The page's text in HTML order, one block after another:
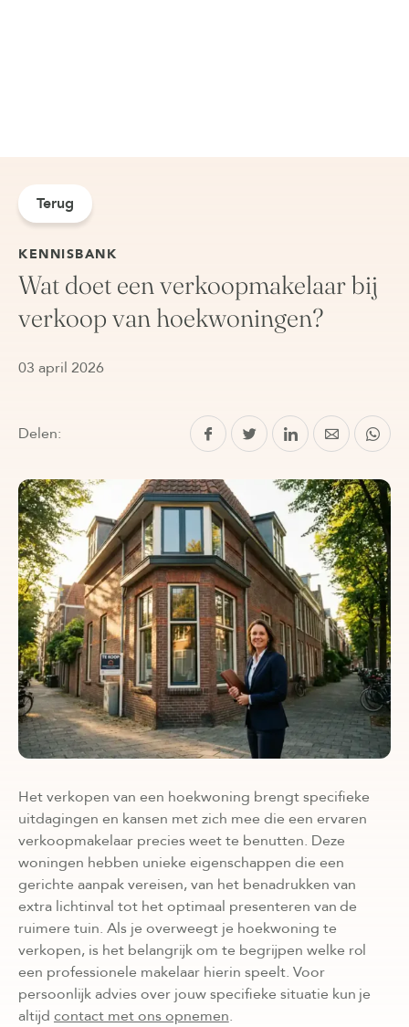
Terug
KENNISBANK
Wat doet een verkoopmakelaar bij
verkoop van hoekwoningen?
03 april 2026
Delen:
Het verkopen van een hoekwoning brengt specifieke
uitdagingen en kansen met zich mee die een ervaren
verkoopmakelaar precies weet te benutten. Deze
woningen hebben unieke eigenschappen die een
gerichte aanpak vereisen, van het benadrukken van
extra lichtinval tot het optimaal presenteren van de
ruimere tuin. Als je overweegt je hoekwoning te
verkopen, is het belangrijk om te begrijpen welke rol
een professionele makelaar hierin speelt. Voor
persoonlijk advies over jouw specifieke situatie kun je
altijd contact met ons opnemen.